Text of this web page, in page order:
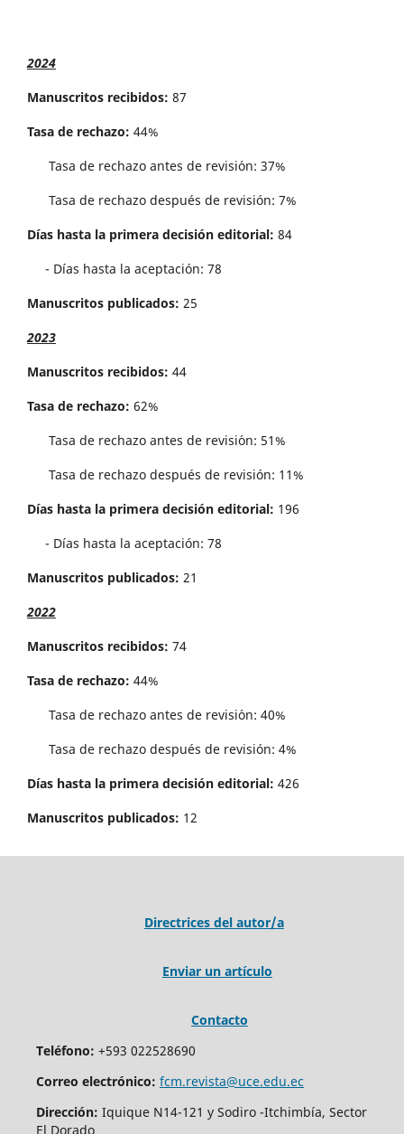
2024
Manuscritos recibidos: 87
Tasa de rechazo: 44%
Tasa de rechazo antes de revisi´on: 37%
Tasa de rechazo después de revisión: 7%
Días hasta la primera decisión editorial: 84
- Días hasta la aceptación: 78
Manuscritos publicados: 25
2023
Manuscritos recibidos: 44
Tasa de rechazo: 62%
Tasa de rechazo antes de revisi´on: 51%
Tasa de rechazo después de revisión: 11%
Días hasta la primera decisión editorial: 196
- Días hasta la aceptación: 78
Manuscritos publicados: 21
2022
Manuscritos recibidos: 74
Tasa de rechazo: 44%
Tasa de rechazo antes de revisi´on: 40%
Tasa de rechazo después de revisión: 4%
Días hasta la primera decisión editorial: 426
Manuscritos publicados: 12
Directrices del autor/a
Enviar un artículo
Contacto
Teléfono: +593 022528690
Correo electrónico: fcm.revista@uce.edu.ec
Dirección: Iquique N14-121 y Sodiro -Itchimbía, Sector
El Dorado